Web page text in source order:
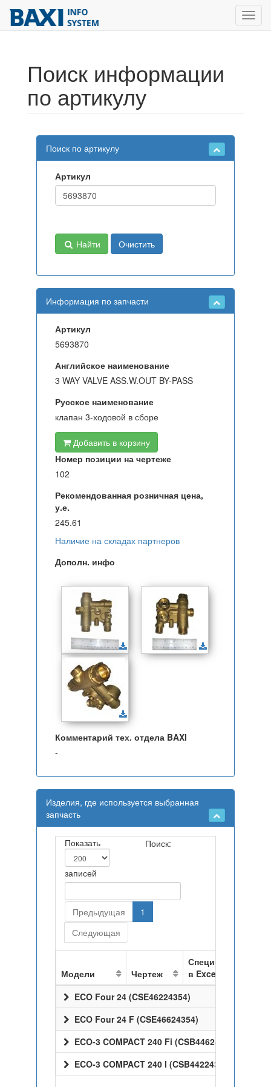
Поиск информации
по артикулу
Поиск по артикулу
Артикул
Найти Очистить
Информация по запчасти
Артикул
5693870
Английское наименование
3 WAY VALVE ASS.W.OUT BY-PASS
Русское наименование
клапан 3-ходовой в сборе
Добавить в корзину
Номер позиции на чертеже
102
Рекомендованная розничная цена,
у.е.
245.61
Наличие на складах партнеров
Дополн. инфо
Комментарий тех. отдела BAXI
-
Изделия, где используется выбранная
запчасть
Показать
записей
Поиск:
Предыдущая
1
Следующая
Модели Чертеж
Спецификация
в Excel
ECO Four 24 (CSE46224354)
ECO Four 24 F (CSE46624354)
ECO-3 COMPACT 240 Fi (CSB44624368)
ECO-3 COMPACT 240 I (CSB44224368)